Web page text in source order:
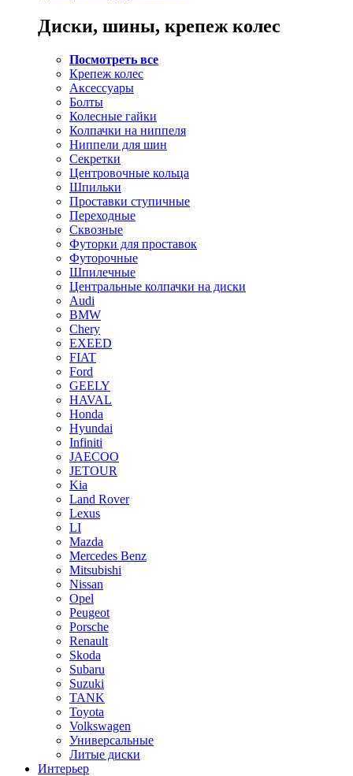
Диски, шины, крепеж колес
Посмотреть все
Крепеж колес
Аксессуары
Болты
Колесные гайки
Колпачки на ниппеля
Ниппели для шин
Секретки
Центровочные кольца
Шпильки
Проставки ступичные
Переходные
Сквозные
Футорки для проставок
Футорочные
Шпилечные
Центральные колпачки на диски
Audi
BMW
Chery
EXEED
FIAT
Ford
GEELY
HAVAL
Honda
Hyundai
Infiniti
JAECOO
JETOUR
Kia
Land Rover
Lexus
LI
Mazda
Mercedes Benz
Mitsubishi
Nissan
Opel
Peugeot
Porsche
Renault
Skoda
Subaru
Suzuki
TANK
Toyota
Volkswagen
Универсальные
Литые диски
Интерьер